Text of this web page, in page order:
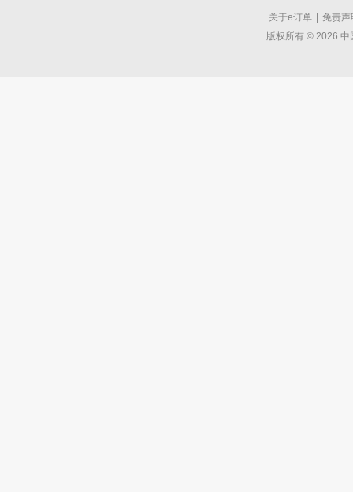
关于e订单
免责声
版权所有 © 2026